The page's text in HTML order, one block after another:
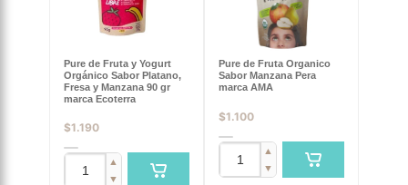
Pure de Fruta y Yogurt
Orgánico Sabor Platano,
Fresa y Manzana 90 gr
marca Ecoterra
$1.190
▲
▼
Pure de Fruta Organico
Sabor Manzana Pera
marca AMA
$1.100
▲
▼